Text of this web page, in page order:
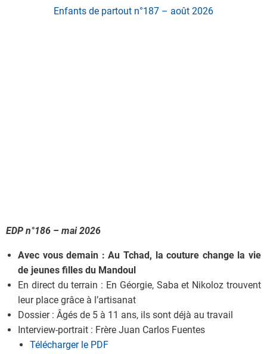
Enfants de partout n°187 – août 2026
EDP n°186 – mai 2026
Avec vous demain : Au Tchad, la couture change la vie
de jeunes filles du Mandoul
En direct du terrain : En Géorgie, Saba et Nikoloz trouvent
leur place grâce à l’artisanat
Dossier : Âgés de 5 à 11 ans, ils sont déjà au travail
Interview-portrait : Frère Juan Carlos Fuentes
Télécharger le PDF